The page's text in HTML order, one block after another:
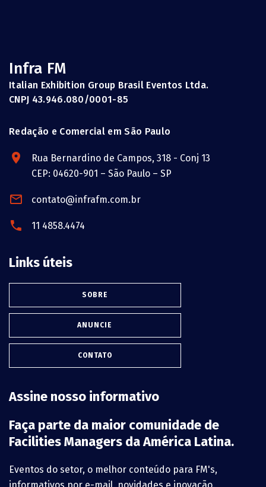
Infra FM
Italian Exhibition Group Brasil Eventos Ltda.
CNPJ 43.946.080/0001-85
Redação e Comercial em São Paulo
Rua Bernardino de Campos, 318 - Conj 13
CEP: 04620-901 – São Paulo – SP
contato@infrafm.com.br
11 4858.4474
Links úteis
SOBRE
ANUNCIE
CONTATO
Assine nosso informativo
Faça parte da maior comunidade de
Facilities Managers da América Latina.
Eventos do setor, o melhor conteúdo para FM's,